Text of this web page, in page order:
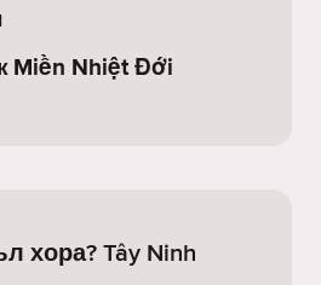
Miền Nhiệt Đới
хора? Tây Ninh